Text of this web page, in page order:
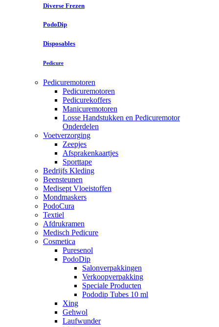
Diverse Frezen
PodoDip
Disposables
Pedicure
Pedicuremotoren
Pedicuremotoren
Pedicurekoffers
Manicuremotoren
Losse Handstukken en Pedicuremotor
Onderdelen
Voetverzorging
Zeepjes
Afsprakenkaartjes
Sporttape
Bedrijfs Kleding
Beensteunen
Medisept Vloeistoffen
Mondmaskers
PodoCura
Textiel
Afdrukramen
Medisch Pedicure
Cosmetica
Puresenol
PodoDip
Salonverpakkingen
Verkoopverpakking
Speciale Producten
Pododip Tubes 10 ml
Xing
Gehwol
Laufwunder